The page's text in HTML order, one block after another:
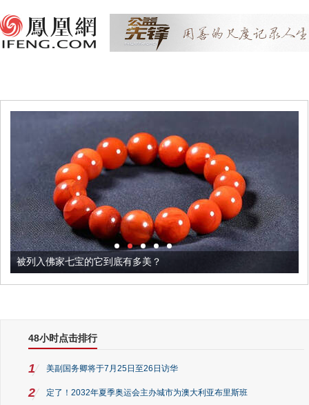
被列入佛家七宝的它到底有多美？
48小时点击排行
1 美副国务卿将于7月25日至26日访华
2 定了！2032年夏季奥运会主办城市为澳大利亚布里斯班